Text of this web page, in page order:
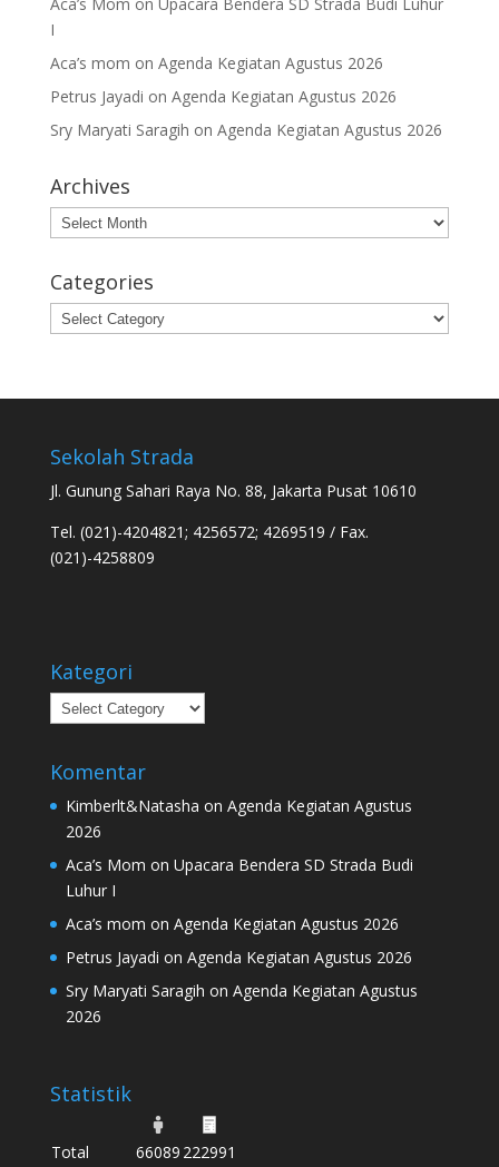
I
Aca’s mom on Agenda Kegiatan Agustus 2026
Petrus Jayadi on Agenda Kegiatan Agustus 2026
Sry Maryati Saragih on Agenda Kegiatan Agustus 2026
Archives
Archives
Categories
Categories
Sekolah Strada
Jl. Gunung Sahari Raya No. 88, Jakarta Pusat 10610
Tel. (021)-4204821; 4256572; 4269519 / Fax.
(021)-4258809
Kategori
Kategori
Komentar
Kimberlt&Natasha on Agenda Kegiatan Agustus
2026
Aca’s Mom on Upacara Bendera SD Strada Budi
Luhur I
Aca’s mom on Agenda Kegiatan Agustus 2026
Petrus Jayadi on Agenda Kegiatan Agustus 2026
Sry Maryati Saragih on Agenda Kegiatan Agustus
2026
Statistik
Total 66089 222991